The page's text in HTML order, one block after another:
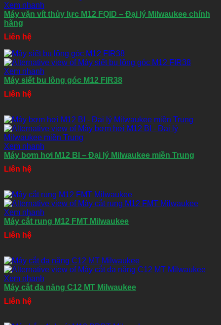
Xem nhanh
Máy vặn vít thủy lực M12 FQID – Đại lý Milwaukee chính
hãng
Liên hệ
Xem nhanh
Máy siết bu lông góc M12 FIR38
Liên hệ
Xem nhanh
Máy bơm hơi M12 BI – Đại lý Milwaukee miền Trung
Liên hệ
Xem nhanh
Máy cắt rung M12 FMT Milwaukee
Liên hệ
Xem nhanh
Máy cắt đa năng C12 MT Milwaukee
Liên hệ